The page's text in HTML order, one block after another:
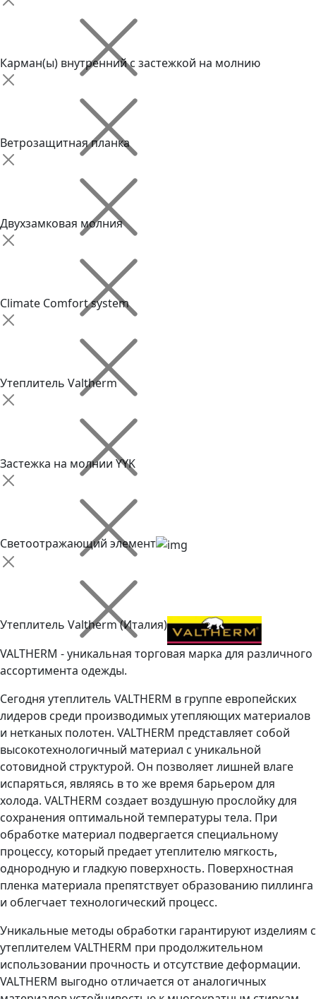
Карман(ы) внутренний с застежкой на молнию
Ветрозащитная планка
Двухзамковая молния
Climate Comfort system
Утеплитель Valtherm
Застежка на молнии YYK
Светоотражающий элемент
Утеплитель Valtherm (Италия)
VALTHERM - уникальная торговая марка для различного
ассортимента одежды.
Сегодня утеплитель VALTHERM в группе европейских
лидеров среди производимых утепляющих материалов
и нетканых полотен. VALTHERM представляет собой
высокотехнологичный материал с уникальной
сотовидной структурой. Он позволяет лишней влаге
испаряться, являясь в то же время барьером для
холода. VALTHERM создает воздушную прослойку для
сохранения оптимальной температуры тела. При
обработке материал подвергается специальному
процессу, который предает утеплителю мягкость,
однородную и гладкую поверхность. Поверхностная
пленка материала препятствует образованию пиллинга
и облегчает технологический процесс.
Уникальные методы обработки гарантируют изделиям с
утеплителем VALTHERM при продолжительном
использовании прочность и отсутствие деформации.
VALTHERM выгодно отличается от аналогичных